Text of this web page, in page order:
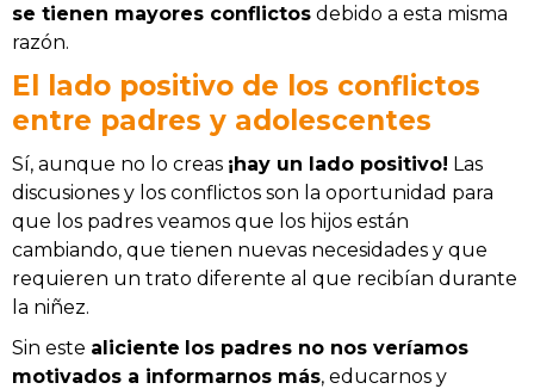
se tienen mayores conflictos debido a esta misma
razón.
El lado positivo de los conflictos
entre padres y adolescentes
Sí, aunque no lo creas ¡hay un lado positivo! Las
discusiones y los conflictos son la oportunidad para
que los padres veamos que los hijos están
cambiando, que tienen nuevas necesidades y que
requieren un trato diferente al que recibían durante
la niñez.
Sin este aliciente los padres no nos veríamos
motivados a informarnos más, educarnos y